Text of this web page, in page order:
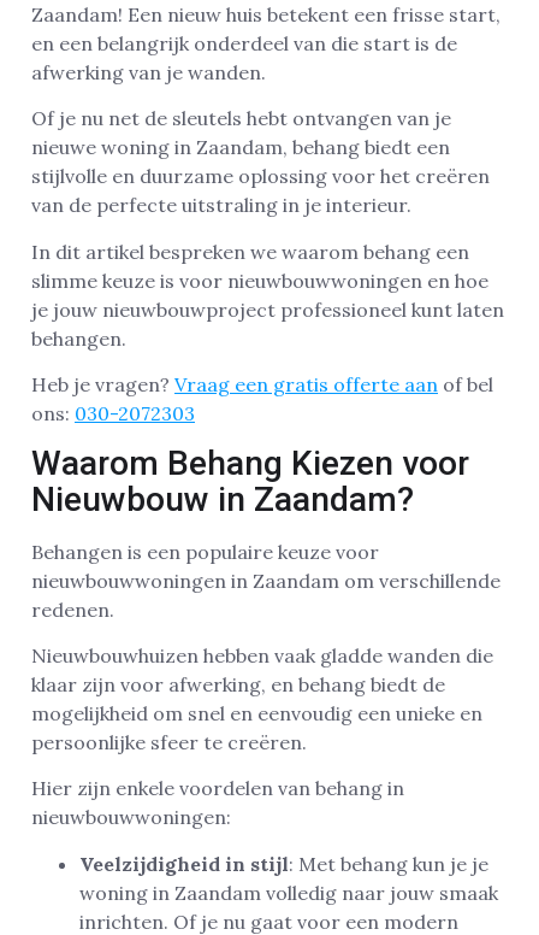
Zaandam! Een nieuw huis betekent een frisse start,
en een belangrijk onderdeel van die start is de
afwerking van je wanden.
Of je nu net de sleutels hebt ontvangen van je
nieuwe woning in Zaandam, behang biedt een
stijlvolle en duurzame oplossing voor het creëren
van de perfecte uitstraling in je interieur.
In dit artikel bespreken we waarom behang een
slimme keuze is voor nieuwbouwwoningen en hoe
je jouw nieuwbouwproject professioneel kunt laten
behangen.
Heb je vragen? Vraag een gratis offerte aan of bel
ons: 030-2072303
Waarom Behang Kiezen voor
Nieuwbouw in Zaandam?
Behangen is een populaire keuze voor
nieuwbouwwoningen in Zaandam om verschillende
redenen.
Nieuwbouwhuizen hebben vaak gladde wanden die
klaar zijn voor afwerking, en behang biedt de
mogelijkheid om snel en eenvoudig een unieke en
persoonlijke sfeer te creëren.
Hier zijn enkele voordelen van behang in
nieuwbouwwoningen:
Veelzijdigheid in stijl: Met behang kun je je
woning in Zaandam volledig naar jouw smaak
inrichten. Of je nu gaat voor een modern